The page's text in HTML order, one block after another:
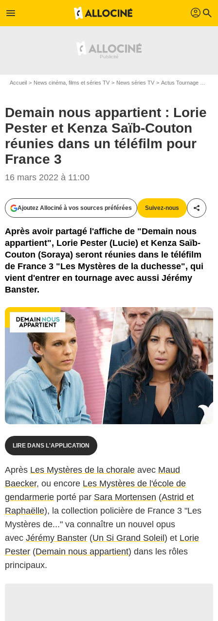
menu profil search
Accueil News cinéma, films et séries TV News séries TV Actus Tournage Séries TV
Demain nous appartient : Lorie
Pester et Kenza Saïb-Couton
réunies dans un téléfilm pour
France 3
16 mars 2022 à 11:00
Ajoutez Allociné à vos sources préférées Suivez-nous
Après avoir partagé l'affiche de "Demain nous
appartient", Lorie Pester (Lucie) et Kenza Saïb-
Couton (Soraya) seront réunies dans le téléfilm
de France 3 "Les Mystères de la duchesse", qui
vient d'entrer en tournage avec aussi Jérémy
Banster.
LIRE DANS L'APPLICATION
Après Les Mystères de la chorale avec Maud
Baecker, ou encore Les Mystères de l'école de
gendarmerie porté par Sara Mortensen (Astrid et
Raphaëlle), la collection policière de France 3 "Les
Mystères de..." va connaître un nouvel opus
avec Jérémy Banster (Un Si Grand Soleil) et Lorie
Pester (Demain nous appartient) dans les rôles
principaux.